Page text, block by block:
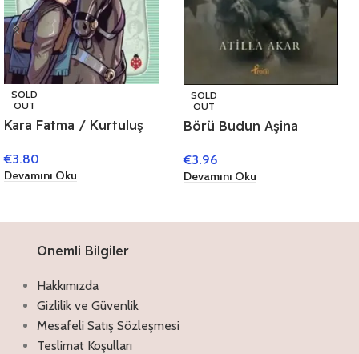
SOLD
OUT
Kara Fatma / Kurtuluş
€3.80
Devamını Oku
SOLD
OUT
Börü Budun Aşina
€3.96
Devamını Oku
Onemli Bilgiler
Hakkımızda
Gizlilik ve Güvenlik
Mesafeli Satış Sözleşmesi
Teslimat Koşulları